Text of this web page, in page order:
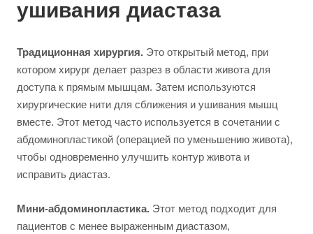
ушивания диастаза
Традиционная хирургия. Это открытый метод, при
котором хирург делает разрез в области живота для
доступа к прямым мышцам. Затем используются
хирургические нити для сближения и ушивания мышц
вместе. Этот метод часто используется в сочетании с
абдоминопластикой (операцией по уменьшению живота),
чтобы одновременно улучшить контур живота и
исправить диастаз.
Мини-абдоминопластика. Этот метод подходит для
пациентов с менее выраженным диастазом,